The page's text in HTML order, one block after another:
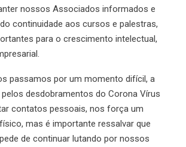
nossos Associados informados e
continuidade aos cursos e palestras,
para o crescimento intelectual,
passamos por um momento difícil, a
desdobramentos do Corona Vírus
contatos pessoais, nos força um
mas é importante ressalvar que
de continuar lutando por nossos